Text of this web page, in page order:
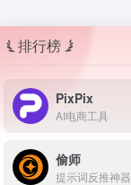
排行榜
PixPix
AI电商工具
偷师
提示词反推神器